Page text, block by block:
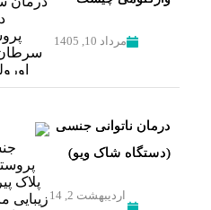
مرداد 10, 1405
درمان ناتوانی جنسی
(دستگاه شاک ویو)
اردیبهشت 2, 14